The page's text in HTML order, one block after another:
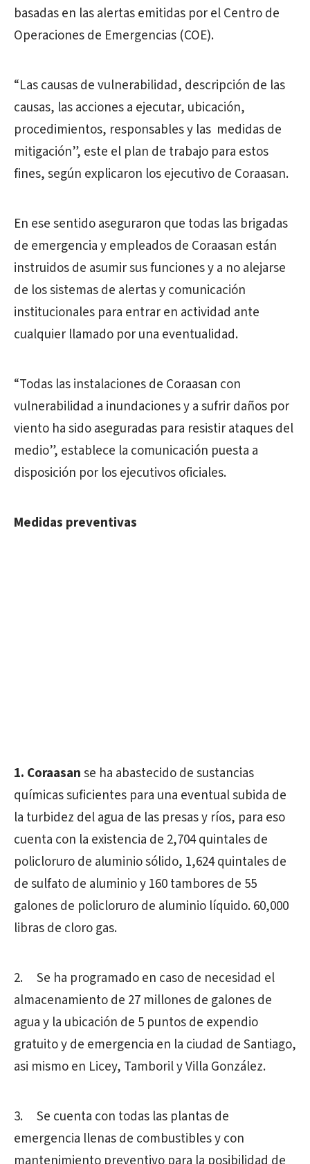
basadas en las alertas emitidas por el Centro de
Operaciones de Emergencias (COE).
“Las causas de vulnerabilidad, descripción de las
causas, las acciones a ejecutar, ubicación,
procedimientos, responsables y las medidas de
mitigación”, este el plan de trabajo para estos
fines, según explicaron los ejecutivo de Coraasan.
En ese sentido aseguraron que todas las brigadas
de emergencia y empleados de Coraasan están
instruidos de asumir sus funciones y a no alejarse
de los sistemas de alertas y comunicación
institucionales para entrar en actividad ante
cualquier llamado por una eventualidad.
“Todas las instalaciones de Coraasan con
vulnerabilidad a inundaciones y a sufrir daños por
viento ha sido aseguradas para resistir ataques del
medio”, establece la comunicación puesta a
disposición por los ejecutivos oficiales.
Medidas preventivas
1. Coraasanse ha abastecido de sustancias
químicas suficientes para una eventual subida de
la turbidez del agua de las presas y ríos, para eso
cuenta con la existencia de 2,704 quintales de
policloruro de aluminio sólido, 1,624 quintales de
de sulfato de aluminio y 160 tambores de 55
galones de policloruro de aluminio líquido. 60,000
libras de cloro gas.
2. Se ha programado en caso de necesidad el
almacenamiento de 27 millones de galones de
agua y la ubicación de 5 puntos de expendio
gratuito y de emergencia en la ciudad de Santiago,
asi mismo en Licey, Tamboril y Villa González.
3. Se cuenta con todas las plantas de
emergencia llenas de combustibles y con